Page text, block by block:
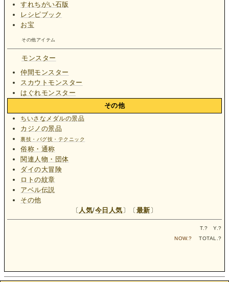
すれちがい石版
レシピブック
お宝
その他アイテム
モンスター
仲間モンスター
スカウトモンスター
はぐれモンスター
その他
ちいさなメダルの景品
カジノの景品
裏技・バグ技・テクニック
俗称・通称
関連人物・団体
ダイの大冒険
ロトの紋章
アベル伝説
その他
〔 人気/今日人気 〕〔 最新 〕
T.? Y.?
NOW.? TOTAL.?